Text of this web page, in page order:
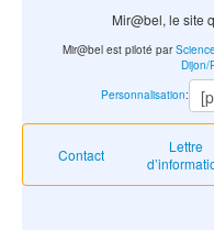
Mir@bel, le site
Contact
Lettre
Mir@bel est piloté par
Dijon/
Personnalisation: